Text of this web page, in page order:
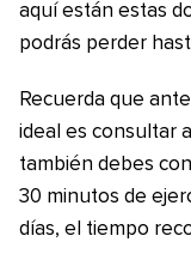
aquí están estas
podrás perder
Recuerda que
ideal es consultar
también debes
30 minutos de
días, el tiempo